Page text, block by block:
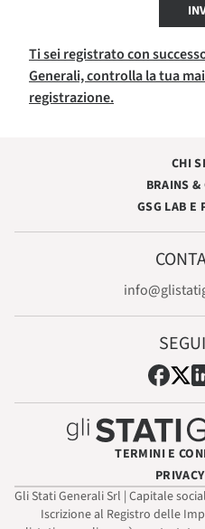
Ti sei registrato con
Generali, controlla la tua
registrazione.
CHI
BRAINS &
GSG LAB E
TERMINI E
Gli Stati Generali Srl | Capitale
Iscrizione al Registro delle